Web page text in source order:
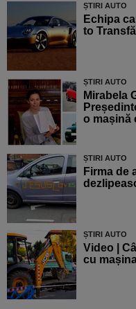
ȘTIRI AUTO
Echipa
to
ȘTIRI AUTO
Mirabela
o mașină
ȘTIRI AUTO
Firma de
ȘTIRI AUTO
Video |
cu